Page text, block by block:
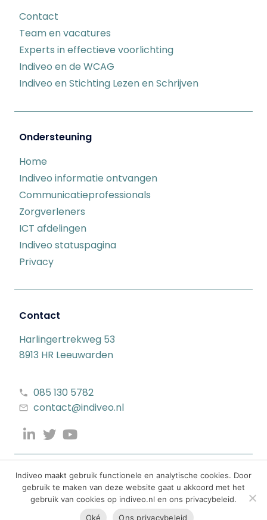
Contact
Team en vacatures
Experts in effectieve voorlichting
Indiveo en de WCAG
Indiveo en Stichting Lezen en Schrijven
Ondersteuning
Home
Indiveo informatie ontvangen
Communicatieprofessionals
Zorgverleners
ICT afdelingen
Indiveo statuspagina
Privacy
Contact
Harlingertrekweg 53
8913 HR Leeuwarden
085 130 5782
contact@indiveo.nl
Indiveo maakt gebruik functionele en analytische cookies. Door
gebruik te maken van deze website gaat u akkoord met het
gebruik van cookies op indiveo.nl en ons privacybeleid.
Oké
Ons privacybeleid